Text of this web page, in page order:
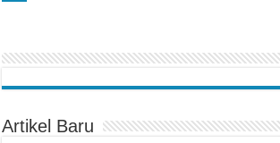
Artikel Baru